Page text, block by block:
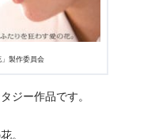
製作委員会
ジー作品です。
。